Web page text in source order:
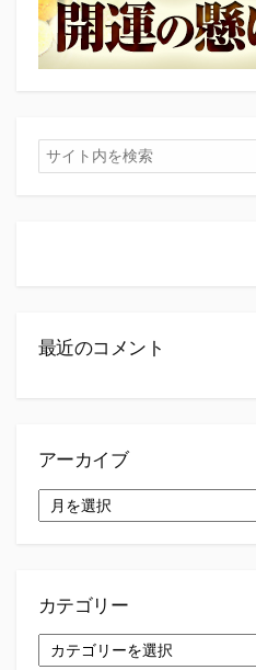
検
索
最近のコメント
アーカイブ
ー
カテゴリー
テ